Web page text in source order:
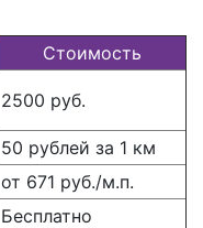
Стоимость
2500 руб.
50 рублей за 1 км
от 671 руб./м.п.
Бесплатно